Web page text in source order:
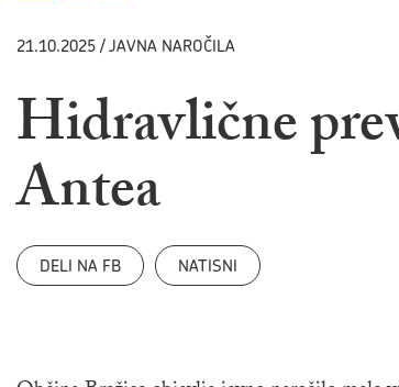
21.10.2025 / JAVNA NAROČILA
Hidravlične
Antea
DELI NA FB NATISNI